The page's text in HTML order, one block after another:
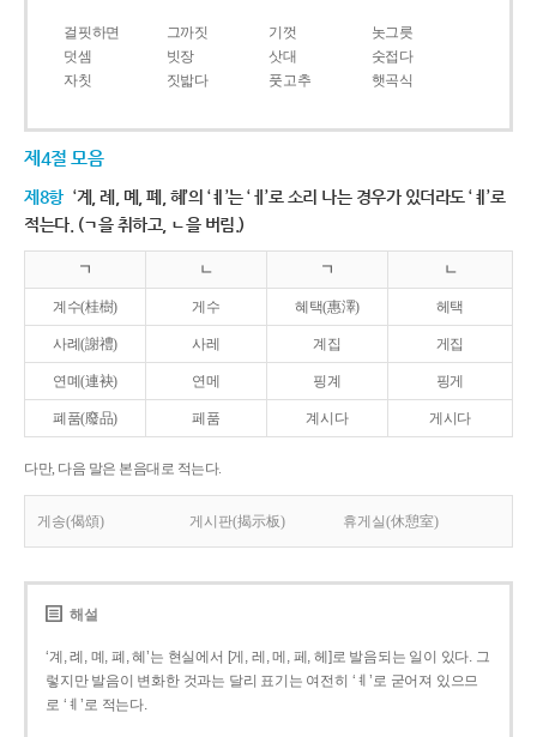
걸핏하면 그까짓 기껏
놋그릇
덧셈
빗장 삿대
숫접다
자칫
짓밟다 풋고추 햇곡식
제4절 모음
제8항 ‘계, 례, 몌, 폐, 혜’의 ‘ㅖ’는 ‘ㅔ’로 소리 나는 경우가 있더라도 ‘ㅖ’로
적는다. (ㄱ을 취하고, ㄴ을 버림.)
ㄱ ㄴ ㄱ ㄴ
계수(桂樹) 게수 혜택(惠澤) 헤택
사례(謝禮) 사레 계집 게집
연몌(連袂) 연메 핑계 핑게
폐품(廢品) 페품 계시다 게시다
다만, 다음 말은 본음대로 적는다.
게송(偈頌) 게시판(揭示板) 휴게실(休憩室)
해설
‘계, 례, 몌, 폐, 혜’는 현실에서 [게, 레, 메, 페, 헤]로 발음되는 일이 있다. 그
렇지만 발음이 변화한 것과는 달리 표기는 여전히 ‘ㅖ’로 굳어져 있으므
로 ‘ㅖ’로 적는다.